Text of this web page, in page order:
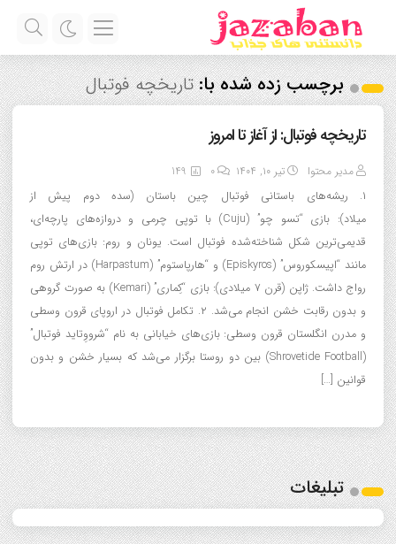
برچسب زده شده با:تاریخچه فوتبال
تاریخچه فوتبال: از آغاز تا امروز
مدیر محتوا تیر ۱۰, ۱۴۰۴ 0
149
۱. ریشه‌های باستانی فوتبال چین باستان (سده‌ دوم پیش از
میلاد): بازی “تسو چو” (Cuju) با توپی چرمی و دروازه‌های پارچه‌ای،
قدیمی‌ترین شکل شناخته‌شده فوتبال است. یونان و روم: بازی‌های توپی
مانند “اپیسکوروس” (Episkyros) و “هارپاستوم” (Harpastum) در ارتش روم
رواج داشت. ژاپن (قرن ۷ میلادی): بازی “کِماری” (Kemari) به صورت گروهی
و بدون رقابت خشن انجام می‌شد. ۲. تکامل فوتبال در اروپای قرون وسطی
و مدرن انگلستان قرون وسطی: بازی‌های خیابانی به نام “شرووِتاید فوتبال”
(Shrovetide Football) بین دو روستا برگزار می‌شد که بسیار خشن و بدون
قوانین […]
تبلیغات